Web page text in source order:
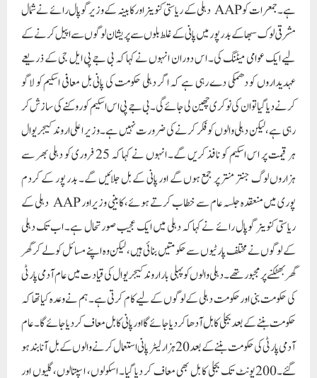
ہے۔ جمعرات کو AAP دہلی کے ریاستی کنوینر اور کابینہ کے وزیر گوپال رائے نے شمال
مشرقی لوک سبھا کے بدر پور میں پانی کے غلط بلوں سے پریشان لوگوں سے اپیل کرنے کے
لیے ایک عوامی میٹنگ کی۔ اس دوران انہوں نے کہا کہ بی جے پی ایل جی کے ذریعے
عہدیداروں کو دھمکی دے رہی ہے کہ اگر دہلی حکومت کی پانی بل معافی اسکیم کو لاگو
کرنے دیا گیا تو ان کی نوکری چھین لی جائے گی۔ بی جے پی اس اسکیم کو روکنے کی سازش کر
رہی ہے، لیکن دہلی والوں کو فکر کرنے کی ضرورت نہیں ہے۔ وزیر اعلی اروند کیجریوال
ہر قیمت پر اس اسکیم کو نافذ کریں گے۔ انہوں نے کہا کہ 25 فروری کو دہلی بھر سے
ہزاروں لوگ جنتر منتر پر جمع ہوں گے اور پانی کے بل جلائیں گے۔ بدر پور کے کردم
پوری میں منعقدہ جلسہ عام سے خطاب کرتے ہوئے، کابینی وزیر اور AAP دہلی کے
ریاستی کنوینر گوپال رائے نے کہا کہ دہلی میں ایک عجیب صورتحال ہے۔ اب تک دہلی
کے لوگوں نے مختلف پارٹیوں سے حکومتیں بنائی ہیں، لیکن وہ اپنے مسائل کو لے کر گھر
گھر بھٹکنے پر مجبور تھے۔ دہلی والوں کو پہلی بار اروند کیجریوال کی قیادت میں عام آدمی پارٹی
کی حکومت بنی اور حکومت دہلی کے لوگوں کے لیے کام کرتی ہے۔ ہم نے وعدہ کیا تھا کہ
حکومت بننے کے بعد بجلی کا بل آدھا کر دیا جائے گا اور پانی کا بل معاف کر دیا جائے گا۔ عام
آدمی پارٹی کی حکومت بننے کے بعد 20 ہزار لیٹر پانی استعمال کرنے والوں کے بل آنا بند ہو
گئے۔200 یونٹ تک بجلی کا بل بھی معاف کر دیا گیا۔ اسکولوں، اسپتالوں، گلیوں اور